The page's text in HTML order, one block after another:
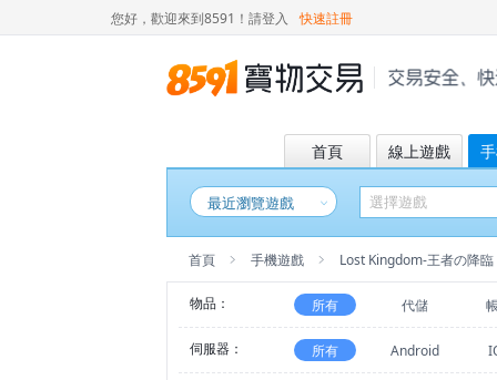
您好，歡迎來到8591！ 請登入 快速註冊
首頁 線上遊戲
最近瀏覽遊戲
首頁 手機遊戲 Lost Kingdom-王者の降臨
物品： 所有 代儲
伺服器： 所有 Android